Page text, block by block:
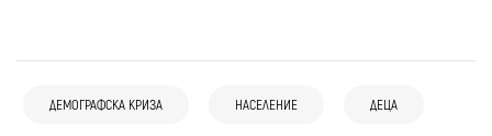
ДЕМОГРАФСКА КРИЗА НАСЕЛЕНИЕ ДЕЦА
Кюстендил 09:48
Банско 07 авг